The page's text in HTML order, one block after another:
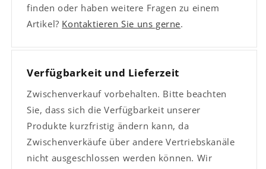
finden oder haben weitere Fragen zu einem
Artikel? Kontaktieren Sie uns gerne.
Verfügbarkeit und Lieferzeit
Zwischenverkauf vorbehalten. Bitte beachten
Sie, dass sich die Verfügbarkeit unserer
Produkte kurzfristig ändern kann, da
Zwischenverkäufe über andere Vertriebskanäle
nicht ausgeschlossen werden können. Wir